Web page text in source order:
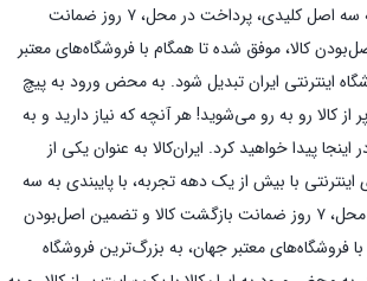
دهه تجربه، با پایبندی به سه اصل کلیدی، پرداخت در محل، ۷ روز ضمانت
کالا، موفق شده تا همگام با فروشگاه‌های معتبر
اینترنتی ایران تبدیل شود. به محض ورود به پیچ
کالا رو به رو می‌شوید! هر آنچه که نیاز دارید و به
پیدا خواهید کرد. ایران‌کالا به عنوان یکی از
با بیش از یک دهه تجربه، با پایبندی به سه
اصل کلیدی، پرداخت در محل، ۷ روز ضمانت بازگشت کالا و تضمین اصل‌بودن
فروشگاه‌های معتبر جهان، به بزرگ‌ترین فروشگاه